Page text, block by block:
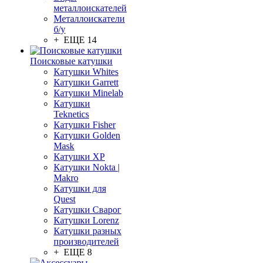
металлоискателей
Металлоискатели
б/у
+ ЕЩЕ 14
Поисковые катушки
Катушки Whites
Катушки Garrett
Катушки Minelab
Катушки
Teknetics
Катушки Fisher
Катушки Golden
Mask
Катушки XP
Катушки Nokta |
Makro
Катушки для
Quest
Катушки Сварог
Катушки Lorenz
Катушки разных
производителей
+ ЕЩЕ 8